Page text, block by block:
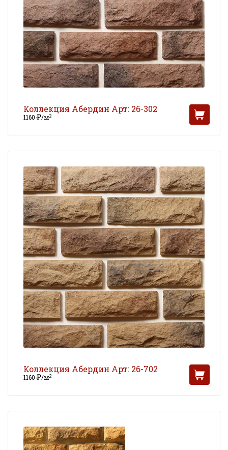
Коллекция Абердин Арт: 26-302
1160Р/м2
Коллекция Абердин Арт: 26-702
1160Р/м2